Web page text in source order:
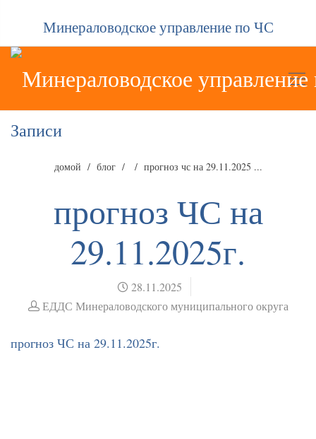
Минераловодское управление по ЧС
Записи
домой блог прогноз чс на 29.11.2025 ...
прогноз ЧС на
29.11.2025г.
28.11.2025
ЕДДС Минераловодского муниципального округа
прогноз ЧС на 29.11.2025г.